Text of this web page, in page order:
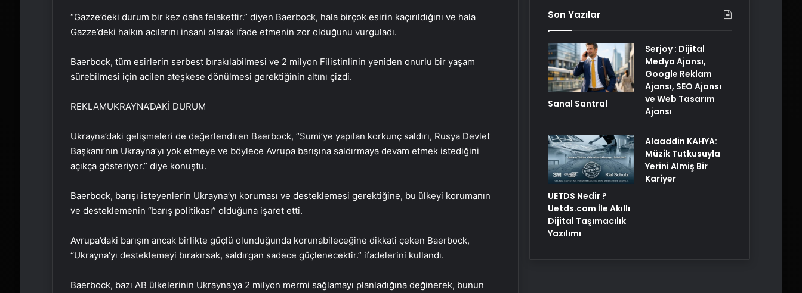
“Gazze’deki durum bir kez daha felakettir.” diyen Baerbock, hala birçok esirin kaçırıldığını ve hala
Gazze’deki halkın acılarını insani olarak ifade etmenin zor olduğunu vurguladı.
Baerbock, tüm esirlerin serbest bırakılabilmesi ve 2 milyon Filistinlinin yeniden onurlu bir yaşam
sürebilmesi için acilen ateşkese dönülmesi gerektiğinin altını çizdi.
REKLAMUKRAYNA’DAKİ DURUM
Ukrayna’daki gelişmeleri de değerlendiren Baerbock, “Sumi’ye yapılan korkunç saldırı, Rusya Devlet
Başkanı’nın Ukrayna’yı yok etmeye ve böylece Avrupa barışına saldırmaya devam etmek istediğini
açıkça gösteriyor.” diye konuştu.
Baerbock, barışı isteyenlerin Ukrayna’yı koruması ve desteklemesi gerektiğine, bu ülkeyi korumanın
ve desteklemenin “barış politikası” olduğuna işaret etti.
Avrupa’daki barışın ancak birlikte güçlü olunduğunda korunabileceğine dikkati çeken Baerbock,
“Ukrayna’yı desteklemeyi bırakırsak, saldırgan sadece güçlenecektir.” ifadelerini kullandı.
Baerbock, bazı AB ülkelerinin Ukrayna’ya 2 milyon mermi sağlamayı planladığına değinerek, bunun
Son Yazılar
Sanal Santral
Serjoy : Dijital
Medya Ajansı,
Google Reklam
Ajansı, SEO Ajansı
ve Web Tasarım
Ajansı
UETDS Nedir ?
Uetds.com İle Akıllı
Dijital Taşımacılık
Yazılımı
Alaaddin KAHYA:
Müzik Tutkusuyla
Yerini Almiş Bir
Kariyer